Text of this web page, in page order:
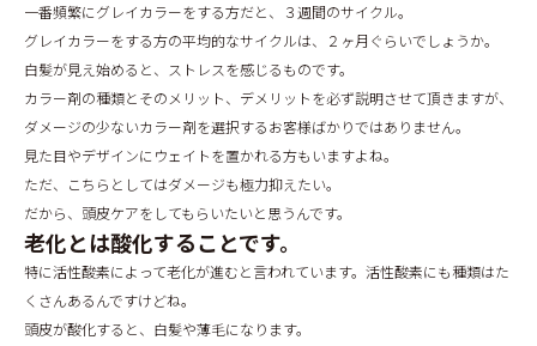
一番頻繁にグレイカラーをする方だと、３週間のサイクル。
グレイカラーをする方の平均的なサイクルは、２ヶ月ぐらいでしょうか。
白髪が見え始めると、ストレスを感じるものです。
カラー剤の種類とそのメリット、デメリットを必ず説明させて頂きますが、
ダメージの少ないカラー剤を選択するお客様ばかりではありません。
見た目やデザインにウェイトを置かれる方もいますよね。
ただ、こちらとしてはダメージも極力抑えたい。
だから、頭皮ケアをしてもらいたいと思うんです。
老化とは酸化することです。
特に活性酸素によって老化が進むと言われています。活性酸素にも種類はた
くさんあるんですけどね。
頭皮が酸化すると、白髪や薄毛になります。